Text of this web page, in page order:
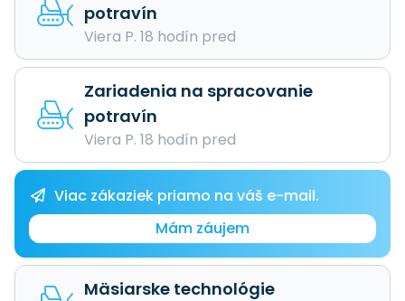
potravín
Viera P. 18 hodín pred
Zariadenia na spracovanie
potravín
Viera P. 18 hodín pred
Viac zákaziek priamo na váš e-mail.
Mám záujem
Mäsiarske technológie